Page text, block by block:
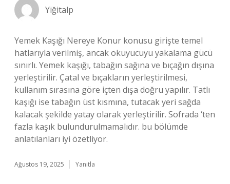
Yiğitalp
Yemek Kaşığı Nereye Konur konusu girişte temel
hatlarıyla verilmiş, ancak okuyucuyu yakalama gücü
sınırlı. Yemek kaşığı, tabağın sağına ve bıçağın dışına
yerleştirilir. Çatal ve bıçakların yerleştirilmesi,
kullanım sırasına göre içten dışa doğru yapılır. Tatlı
kaşığı ise tabağın üst kısmına, tutacak yeri sağda
kalacak şekilde yatay olarak yerleştirilir. Sofrada ‘ten
fazla kaşık bulundurulmamalıdır. bu bölümde
anlatılanları iyi özetliyor.
Ağustos 19, 2025 Yanıtla